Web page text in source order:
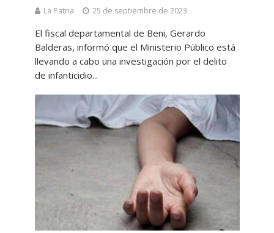
La Patria 25 de septiembre de 2023
El fiscal departamental de Beni, Gerardo
Balderas, informó que el Ministerio Público está
llevando a cabo una investigación por el delito
de infanticidio...